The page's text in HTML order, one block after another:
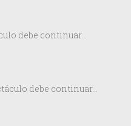
debe continuar…
debe continuar…